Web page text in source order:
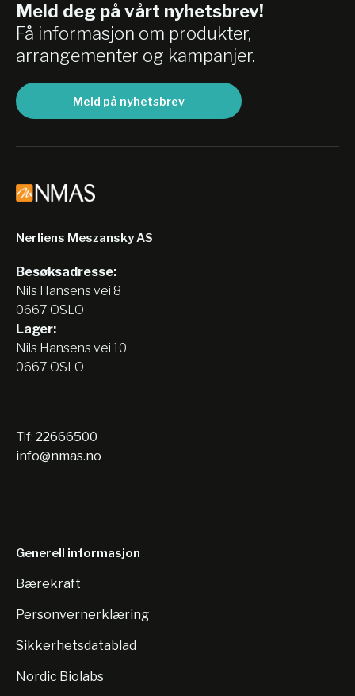
Meld deg på vårt nyhetsbrev!
Få informasjon om produkter,
arrangementer og kampanjer.
Meld på nyhetsbrev
Nerliens Meszansky AS
Besøksadresse:
Nils Hansens vei 8
0667 OSLO
Lager:
Nils Hansens vei 10
0667 OSLO
Tlf: 22666500
info@nmas.no
Generell informasjon
Bærekraft
Personvernerklæring
Sikkerhetsdatablad
Nordic Biolabs